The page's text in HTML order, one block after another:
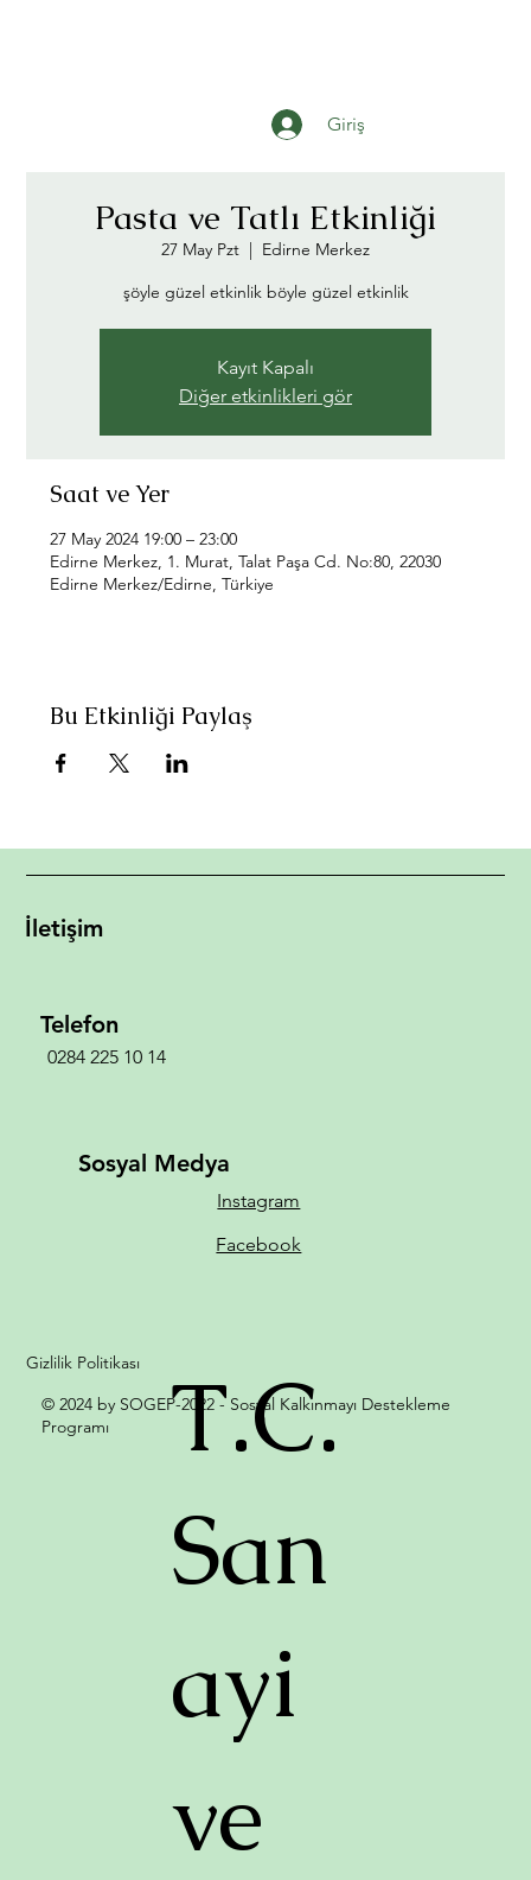
Giriş
Pasta ve Tatlı Etkinliği
27 May Pzt
  |
Edirne Merkez
şöyle güzel etkinlik böyle güzel etkinlik
Kayıt Kapalı
Diğer etkinlikleri gör
Saat ve Yer
27 May 2024 19:00 – 23:00
Edirne Merkez, 1. Murat, Talat Paşa Cd. No:80, 22030
Edirne Merkez/Edirne, Türkiye
Bu Etkinliği Paylaş
İletişim
Telefon
0284 225 10 14
Sosyal Medya
Instagram
Facebook
Gizlilik Politikası
T.C.
San
ayi
ve
© 2024 by SOGEP-2022 - Sosyal Kalkınmayı Destekleme
Programı